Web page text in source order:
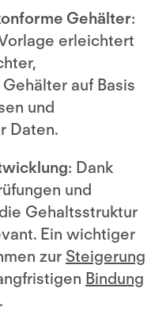
Gehälter:
erleichtert
auf Basis
und
Daten.
: Dank
und
Gehaltsstruktur
Ein wichtiger
zur Steigerung
Bindung
.